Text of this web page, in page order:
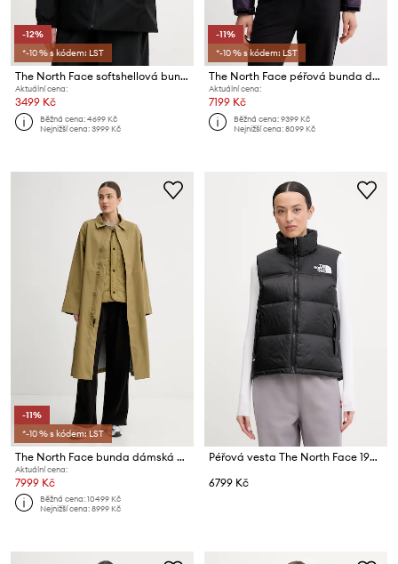
-12%
*-10 % s kódem: LST
The North Face softshellová bunda dámská QUEST
Aktuální cena:
3499 Kč
Běžná cena:4699 Kč
Nejnižší cena:3999 Kč
-11%
*-10 % s kódem: LST
The North Face péřová bunda dámská 1996 Retro Nuptse
Aktuální cena:
7199 Kč
Běžná cena:9399 Kč
Nejnižší cena:8099 Kč
-11%
*-10 % s kódem: LST
The North Face bunda dámská City Triclimate
Aktuální cena:
7999 Kč
Běžná cena:10499 Kč
Nejnižší cena:8999 Kč
Péřová vesta The North Face 1997 RETRO NUPTSE
6799 Kč